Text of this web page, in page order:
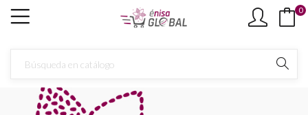
0
Create wishlist ×